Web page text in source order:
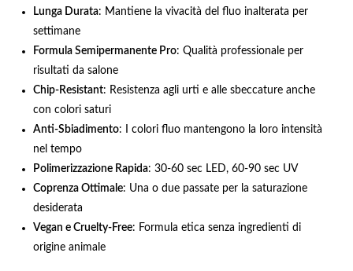
Lunga Durata: Mantiene la vivacità del fluo inalterata per
settimane
Formula Semipermanente Pro: Qualità professionale per
risultati da salone
Chip-Resistant: Resistenza agli urti e alle sbeccature anche
con colori saturi
Anti-Sbiadimento: I colori fluo mantengono la loro intensità
nel tempo
Polimerizzazione Rapida: 30-60 sec LED, 60-90 sec UV
Coprenza Ottimale: Una o due passate per la saturazione
desiderata
Vegan e Cruelty-Free: Formula etica senza ingredienti di
origine animale